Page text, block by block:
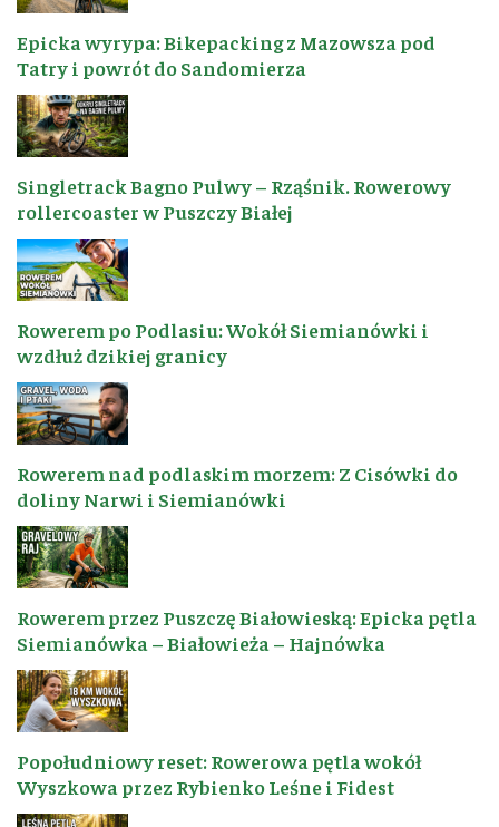
Epicka wyrypa: Bikepacking z Mazowsza pod
Tatry i powrót do Sandomierza
Singletrack Bagno Pulwy – Rząśnik. Rowerowy
rollercoaster w Puszczy Białej
Rowerem po Podlasiu: Wokół Siemianówki i
wzdłuż dzikiej granicy
Rowerem nad podlaskim morzem: Z Cisówki do
doliny Narwi i Siemianówki
Rowerem przez Puszczę Białowieską: Epicka pętla
Siemianówka – Białowieża – Hajnówka
Popołudniowy reset: Rowerowa pętla wokół
Wyszkowa przez Rybienko Leśne i Fidest